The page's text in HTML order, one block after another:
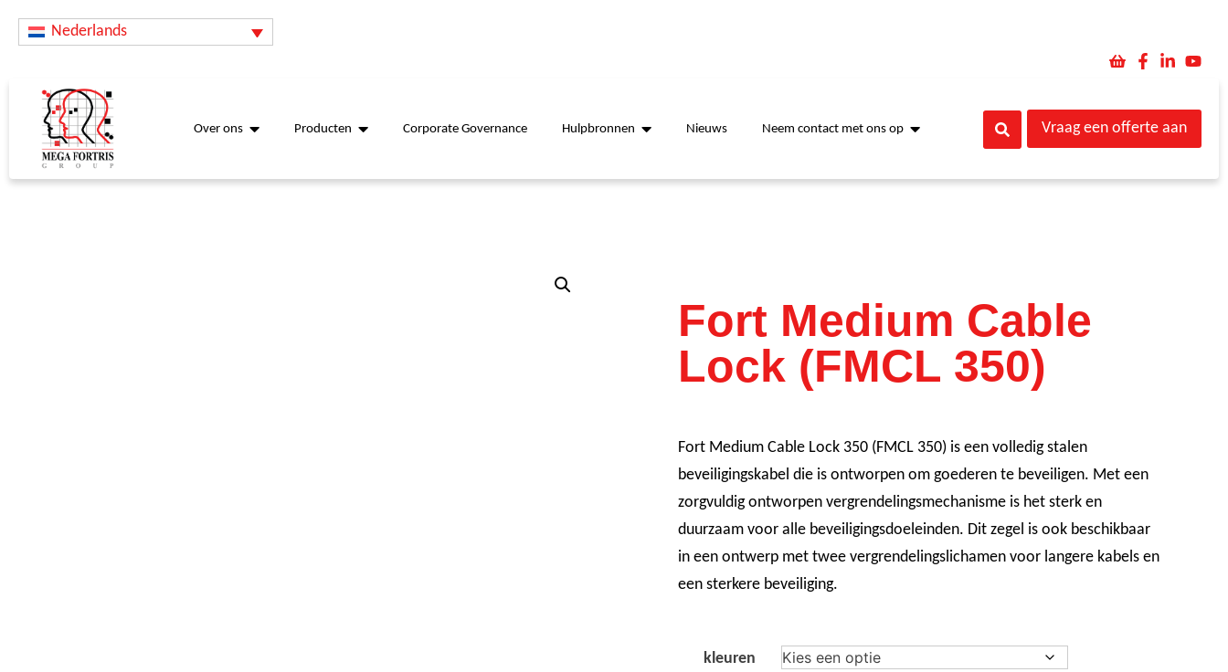
Nederlands
Over ons Producten Corporate Governance Hulpbronnen Nieuws Neem contact met ons op Vraag een offerte aan
Fort Medium Cable
Lock (FMCL 350)
Fort Medium Cable Lock 350 (FMCL 350) is een volledig stalen
beveiligingskabel die is ontworpen om goederen te beveiligen. Met een
zorgvuldig ontworpen vergrendelingsmechanisme is het sterk en
duurzaam voor alle beveiligingsdoeleinden. Dit zegel is ook beschikbaar
in een ontwerp met twee vergrendelingslichamen voor langere kabels en
een sterkere beveiliging.
kleuren